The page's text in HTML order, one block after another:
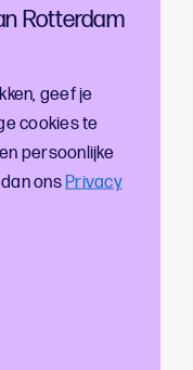
Rotterdam
geef je
cookies te
persoonlijke
ons Privacy